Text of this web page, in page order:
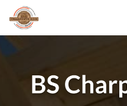
contenu
principal